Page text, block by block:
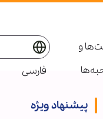
و
فارسی
پیشنهاد ویژه